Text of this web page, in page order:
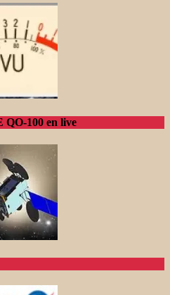
100 en live